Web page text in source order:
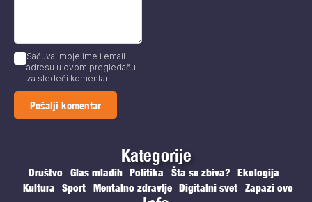
Sačuvaj moje ime i email
adresu u ovom pregledaču
za sledeći komentar.
Kategorije
Društvo Glas mladih Politika Šta se zbiva?
Ekologija
Kultura
Sport Mentalno zdravlje Digitalni svet Zapazi ovo